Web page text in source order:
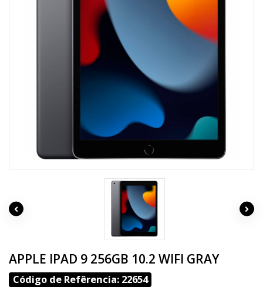
APPLE IPAD 9 256GB 10.2 WIFI GRAY
Código de Refêrencia: 22654